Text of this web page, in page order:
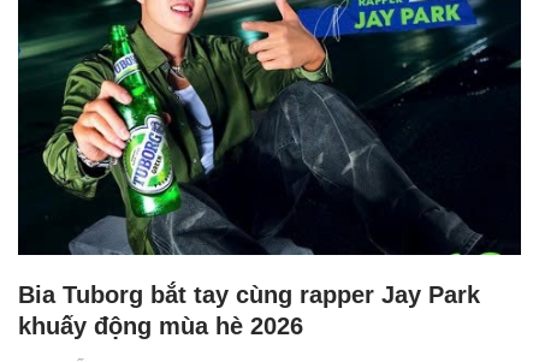
Bia Tuborg bắt tay cùng rapper Jay Park
khuấy động mùa hè 2026